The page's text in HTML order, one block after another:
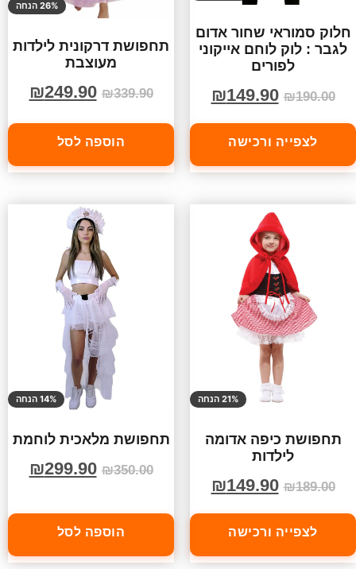
חלוק סמוראי שחור אדום
לגבר : לוק לוחם אייקוני
לפורים
₪190.00
₪149.90
לצפייה ורכישה
26% הנחה
תחפושת דרקונית לילדות
מעוצבת
₪339.90
₪249.90
הוספה לסל
21% הנחה
תחפושת כיפה אדומה
לילדות
₪189.00
₪149.90
לצפייה ורכישה
14% הנחה
תחפושת מלאכית לוחמת
₪350.00
₪299.90
הוספה לסל